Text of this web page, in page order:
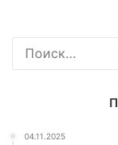
04.11.2025